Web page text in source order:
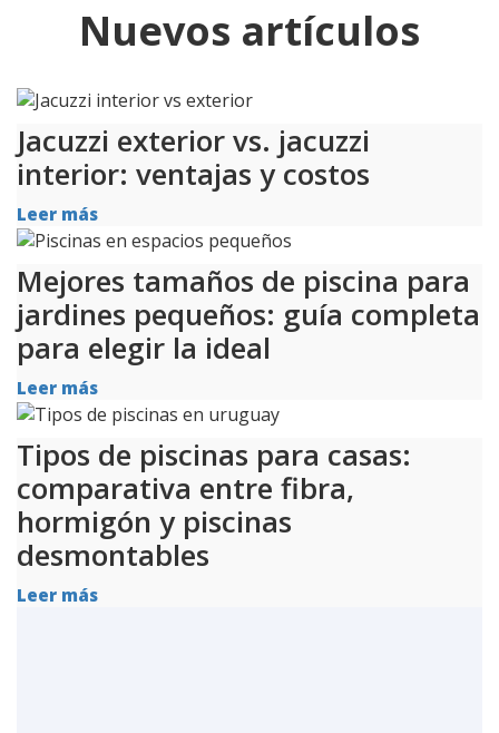
Nuevos artículos
Jacuzzi exterior vs. jacuzzi
interior: ventajas y costos
Leer más
Mejores tamaños de piscina para
jardines pequeños: guía completa
para elegir la ideal
Leer más
Tipos de piscinas para casas:
comparativa entre fibra,
hormigón y piscinas
desmontables
Leer más